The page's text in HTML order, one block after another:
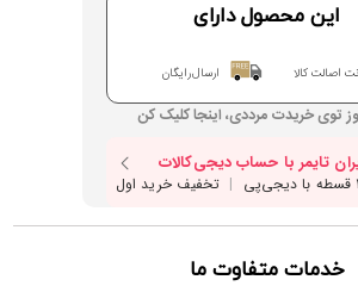
این محصول دارای
اصالت کالا ارسال رایگان
توی خریدت مرددی، اینجا کلیک کن
خدمات متفاوت ما